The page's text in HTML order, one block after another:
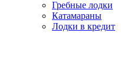
Гребные лодки
Катамараны
Лодки в кредит